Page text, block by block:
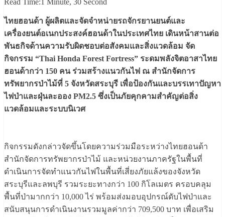
Read Time:1 Minute, 30 Second
ไทยฮอนด้า ผู้ผลิตและจัดจำหน่ายรถจักรยานยนต์และ
เครื่องยนต์อเนกประสงค์ฮอนด้าในประเทศไทย เดินหน้าสานต่อ
พันธกิจด้านความรับผิดชอบต่อสังคมและสิ่งแวดล้อม จัด
กิจกรรม “Thai Honda Forest Fortress” ระดมพลังจิตอาสาไทย
ฮอนด้ากว่า 150 คน ร่วมสร้างแนวกันไฟ ณ สำนักจัดการ
ทรัพยากรป่าไม้ที่ 5 จังหวัดสระบุรี เพื่อป้องกันและบรรเทาปัญหา
ไฟป่าและฝุ่นละออง PM2.5 ซึ่งเป็นภัยคุกคามสำคัญต่อสิ่ง
แวดล้อมและระบบนิเวศ
กิจกรรมดังกล่าวจัดขึ้นโดยความร่วมมือระหว่างไทยฮอนด้า
สำนักจัดการทรัพยากรป่าไม้ และหน่วยงานภาครัฐในพื้นที่
ดำเนินการจัดทำแนวกันไฟในพื้นที่เสี่ยงภัยแล้งของจังหวัด
สระบุรีและลพบุรี รวมระยะทางกว่า 100 กิโลเมตร ครอบคลุม
พื้นที่ป่ามากกว่า 10,000 ไร่ พร้อมส่งมอบอุปกรณ์ดับไฟป่าและ
สนับสนุนการดำเนินงานรวมมูลค่ากว่า 709,500 บาท เพื่อเสริม